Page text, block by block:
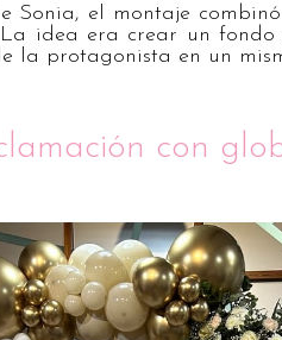
el montaje
idea era crear un
la protagonista en un
con